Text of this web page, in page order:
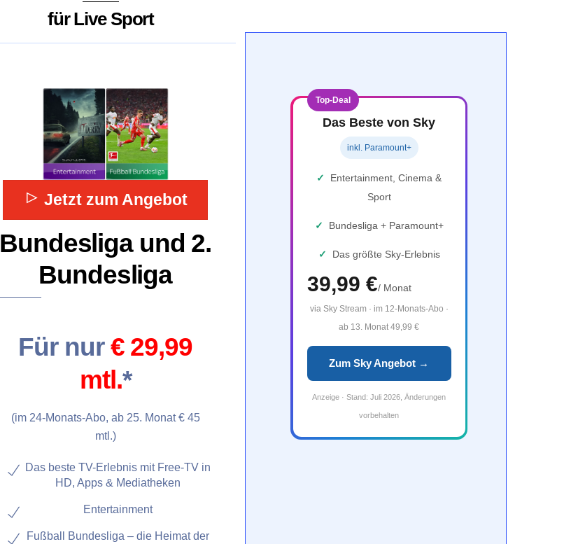
für Live Sport
Jetzt zum Angebot
Bundesliga und 2.
Bundesliga
Für nur€ 29,99
mtl.*
(im 24-Monats-Abo, ab 25. Monat€ 45
mtl.)
Das beste TV-Erlebnis mit Free-TV in
HD, Apps & Mediatheken
Entertainment
Fußball Bundesliga – die Heimat der
Top-Deal
Das Beste von Sky
inkl. Paramount+
✓
Entertainment, Cinema &
Sport
✓ Bundesliga + Paramount+
✓ Das größte Sky-Erlebnis
39,99 €/ Monat
via Sky Stream · im 12-Monats-Abo ·
ab 13. Monat 49,99 €
Zum Sky Angebot →
Anzeige · Stand: Juli 2026, Änderungen
vorbehalten